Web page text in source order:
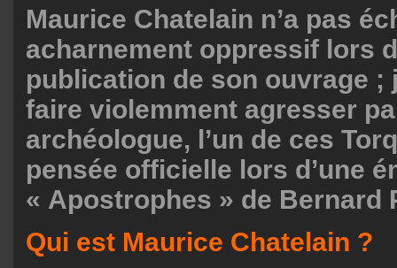
Maurice Chatelain n’a pas
acharnement oppressif lors
publication de son ouvrage ;
faire violemment agresser
archéologue, l’un de ces
pensée officielle lors d’une
« Apostrophes » de Bernard
Qui est Maurice Chatelain ?